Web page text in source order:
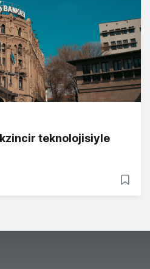
teknolojisiyle